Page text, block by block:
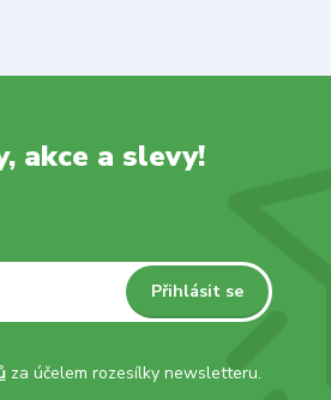
akce a slevy!
Přihlásit se
za účelem rozesílky newsletteru.